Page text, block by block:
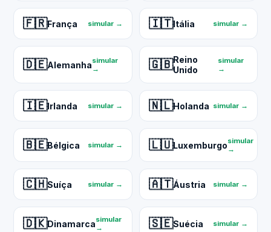
🇫🇷França simular → 🇮🇹Itália simular →
🇩🇪Alemanhasimular
→
🇬🇧Reino
Unido
simular
→
🇮🇪Irlanda simular → 🇳🇱Holanda simular →
🇧🇪Bélgica simular → 🇱🇺Luxemburgosimular
→
🇨🇭Suíça simular → 🇦🇹Áustria simular →
🇩🇰Dinamarcasimular
→
🇸🇪Suécia simular →